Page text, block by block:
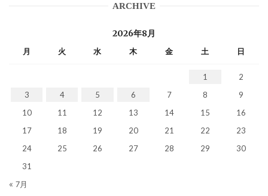
ARCHIVE
2026年8月
月 火 水 木 金 土 日
1
2
3
4 5 6 7 8
9
10
11 12 13 14 15
16
17
18 19 20 21 22
23
24
25 26 27 28 29
30
31
« 7月